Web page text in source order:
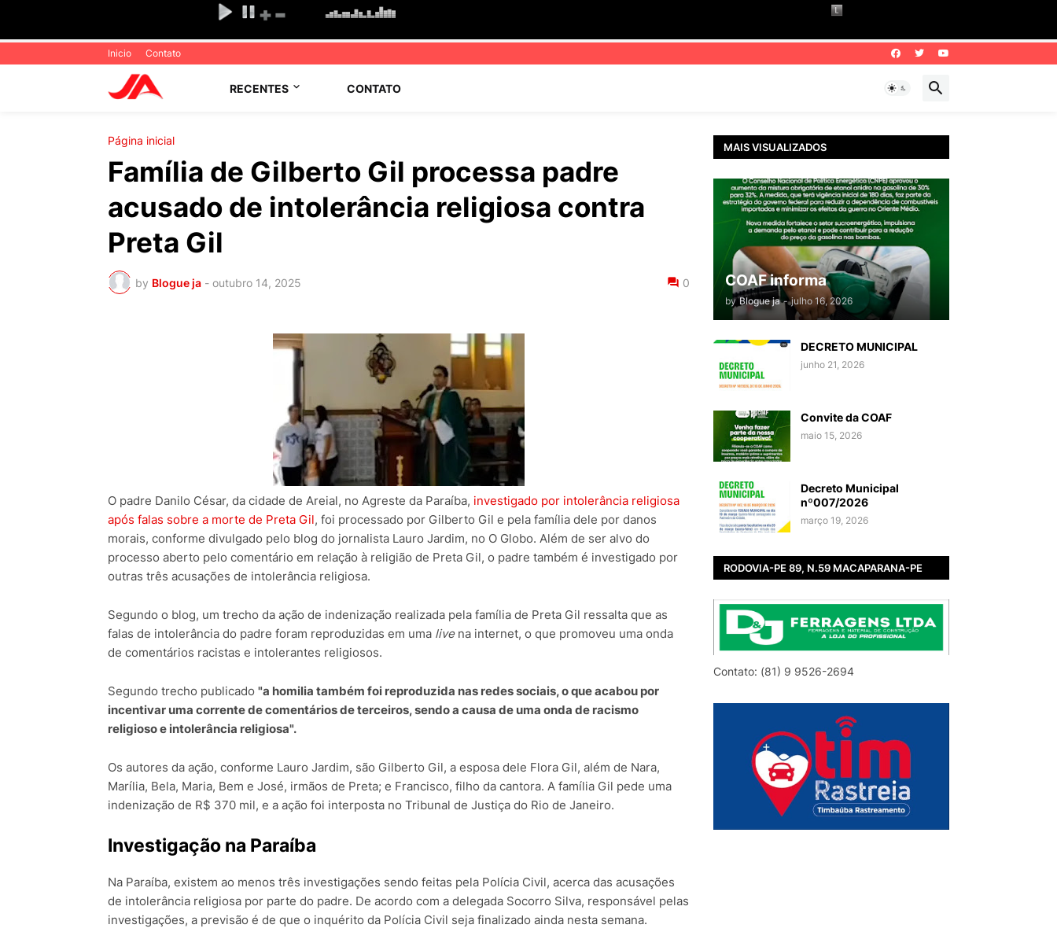
Inicio Contato
RECENTES CONTATO
Página inicial
Família de Gilberto Gil processa padre
acusado de intolerância religiosa contra
Preta Gil
by Blogue ja - outubro 14, 2025 0
O padre Danilo César, da cidade de Areial, no Agreste da Paraíba, investigado por intolerância religiosa
após falas sobre a morte de Preta Gil, foi processado por Gilberto Gil e pela família dele por danos
morais, conforme divulgado pelo blog do jornalista Lauro Jardim, no O Globo. Além de ser alvo do
processo aberto pelo comentário em relação à religião de Preta Gil, o padre também é investigado por
outras três acusações de intolerância religiosa.
Segundo o blog, um trecho da ação de indenização realizada pela família de Preta Gil ressalta que as
falas de intolerância do padre foram reproduzidas em uma live na internet, o que promoveu uma onda
de comentários racistas e intolerantes religiosos.
Segundo trecho publicado "a homilia também foi reproduzida nas redes sociais, o que acabou por
incentivar uma corrente de comentários de terceiros, sendo a causa de uma onda de racismo
religioso e intolerância religiosa".
Os autores da ação, conforme Lauro Jardim, são Gilberto Gil, a esposa dele Flora Gil, além de Nara,
Marília, Bela, Maria, Bem e José, irmãos de Preta; e Francisco, filho da cantora. A família Gil pede uma
indenização de R$ 370 mil, e a ação foi interposta no Tribunal de Justiça do Rio de Janeiro.
Investigação na Paraíba
Na Paraíba, existem ao menos três investigações sendo feitas pela Polícia Civil, acerca das acusações
de intolerância religiosa por parte do padre. De acordo com a delegada Socorro Silva, responsável pelas
investigações, a previsão é de que o inquérito da Polícia Civil seja finalizado ainda nesta semana.
MAIS VISUALIZADOS
COAF informa
by Blogue ja - julho 16, 2026
DECRETO MUNICIPAL
junho 21, 2026
Convite da COAF
maio 15, 2026
Decreto Municipal
nº007/2026
março 19, 2026
RODOVIA-PE 89, N.59 MACAPARANA-PE
Contato: (81) 9 9526-2694